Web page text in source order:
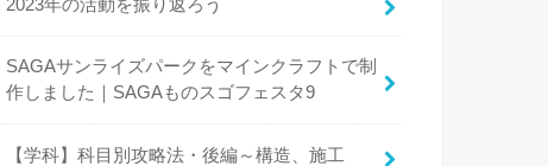
2023年の活動を振り返ろう
SAGAサンライズパークをマインクラフトで制
作しました｜SAGAものスゴフェスタ9
【学科】科目別攻略法・後編～構造、施工